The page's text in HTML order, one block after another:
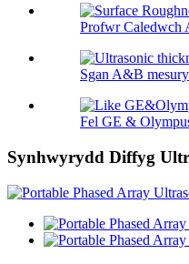
Profwr Caledwch
Sgan A&B
Fel GE &
Synhwyrydd Diffyg